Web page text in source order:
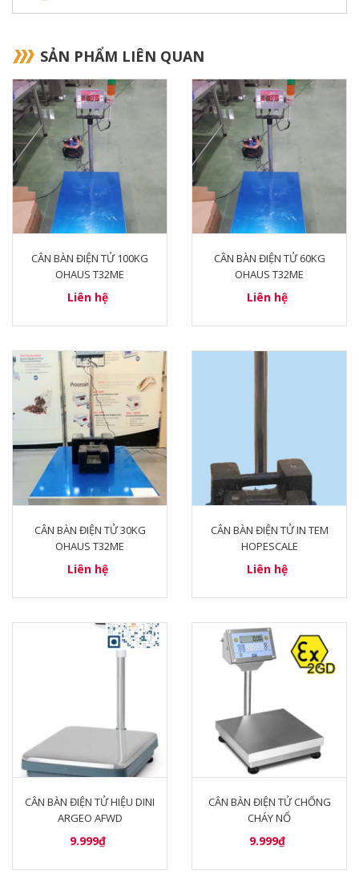
SẢN PHẨM LIÊN QUAN
CÂN BÀN ĐIỆN TỬ 100KG
OHAUS T32ME
Liên hệ
CÂN BÀN ĐIỆN TỬ 60KG
OHAUS T32ME
Liên hệ
CÂN BÀN ĐIỆN TỬ 30KG
OHAUS T32ME
Liên hệ
CÂN BÀN ĐIỆN TỬ IN TEM
HOPESCALE
Liên hệ
CÂN BÀN ĐIỆN TỬ HIỆU DINI
ARGEO AFWD
9.999₫
CÂN BÀN ĐIỆN TỬ CHỐNG
CHÁY NỔ
9.999₫